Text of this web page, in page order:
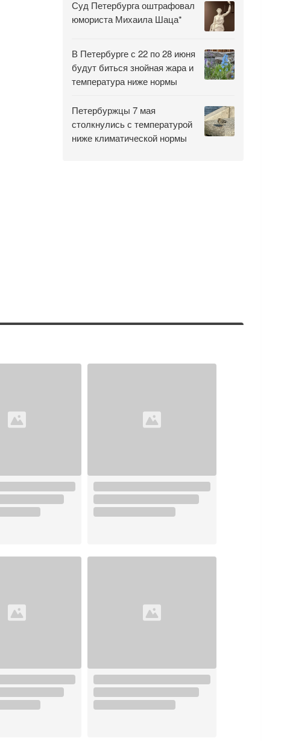
Суд Петербурга оштрафовал
юмориста Михаила Шаца*
В Петербурге с 22 по 28 июня
будут биться знойная жара и
температура ниже нормы
Петербуржцы 7 мая
столкнулись с температурой
ниже климатической нормы